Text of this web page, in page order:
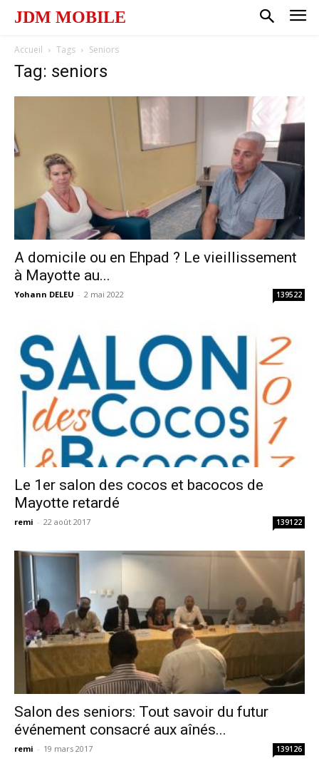
JDM MOBILE
Accueil Tags Seniors
Tag: seniors
A domicile ou en Ehpad ? Le vieillissement
à Mayotte au...
Yohann DELEU - 2 mai 2022 139522
Le 1er salon des cocos et bacocos de
Mayotte retardé
remi - 22 août 2017 139122
Salon des seniors: Tout savoir du futur
événement consacré aux aînés...
remi - 19 mars 2017 139126